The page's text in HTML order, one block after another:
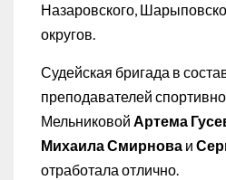
Назаровского,
округов.
Судейская бригада в
преподавателей
Мельниковой Артема
Михаила Смирнова и
отработала отлично.